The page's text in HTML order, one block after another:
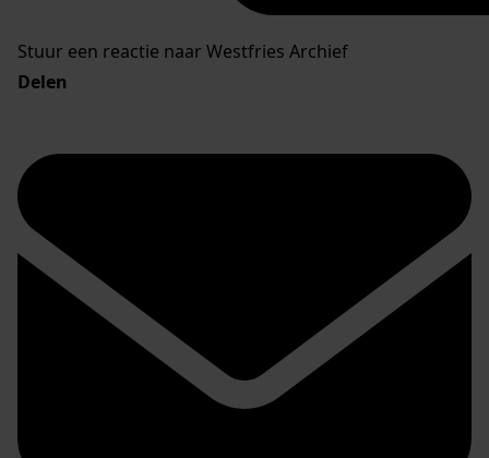
Stuur een reactie naar Westfries Archief
Delen